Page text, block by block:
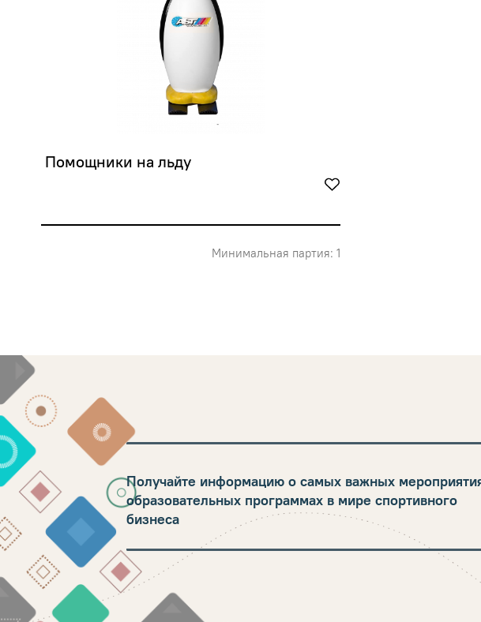
Помощники на льду
Минимальная партия: 1
Получайте информацию о самых важных
образовательных программах в мире спортивного
бизнеса